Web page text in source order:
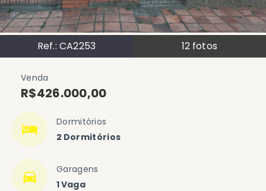
Ref.: CA2253 12 fotos
Venda
R$426.000,00
Dormitórios
2 Dormitórios
Garagens
1 Vaga